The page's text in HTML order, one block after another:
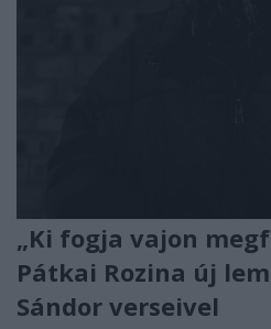
„Ki fogja vajon
Pátkai Rozina új
Sándor verseivel